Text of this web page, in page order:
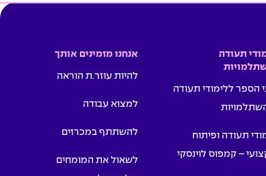
תעודה
הספר ללימודי תעודה
תעודה ופיתוח
– קמפוס לוינסקי
אנחנו מזמינים אותך
להיות עוזר.ת הוראה
למצוא עבודה
להשתתף במכרזים
לשאול את המומחים